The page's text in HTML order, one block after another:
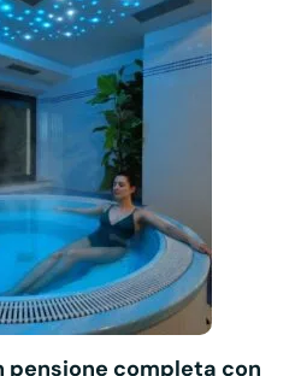
pensione completa con